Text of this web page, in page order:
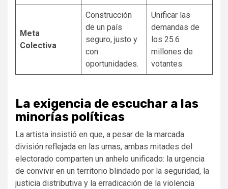
Meta
Colectiva
Construcción
de un país
seguro, justo y
con
oportunidades.
Unificar las
demandas de
los 25.6
millones de
votantes.
La exigencia de escuchar a las
minorías políticas
La artista insistió en que, a pesar de la marcada
división reflejada en las urnas, ambas mitades del
electorado comparten un anhelo unificado: la urgencia
de convivir en un territorio blindado por la seguridad, la
justicia distributiva y la erradicación de la violencia